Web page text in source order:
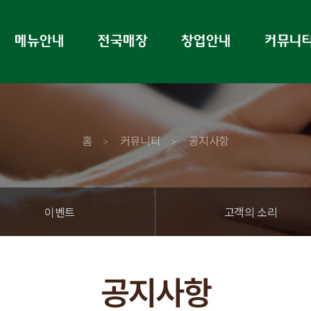
홈 > 커뮤니티 > 공지사항
이벤트 고객의 소리
공지사항